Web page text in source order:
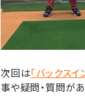
次回は「バックス
事や疑問・質問が